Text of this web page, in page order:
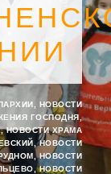
НОВОСТИ
ГОСПОДНЯ ,
,НОВОСТИ ХРАМА
,НОВОСТИ
,НОВОСТИ
,НОВОСТИ